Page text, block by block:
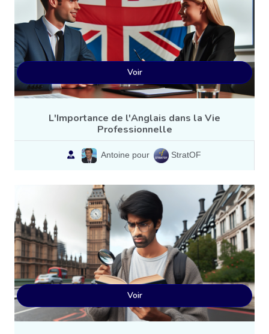
Voir
L'Importance de l'Anglais dans la Vie
Professionnelle
Antoine pour StratOF
Voir